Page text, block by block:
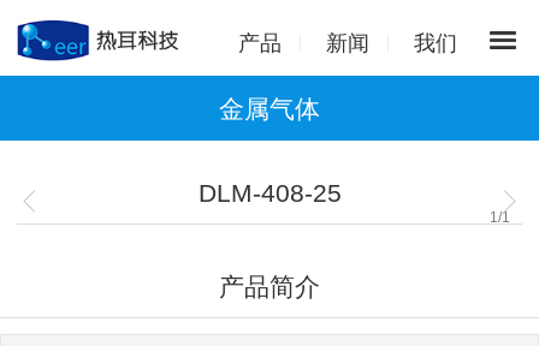
产品 新闻 我们
金属气体
DLM-408-25
1 /1
产品简介